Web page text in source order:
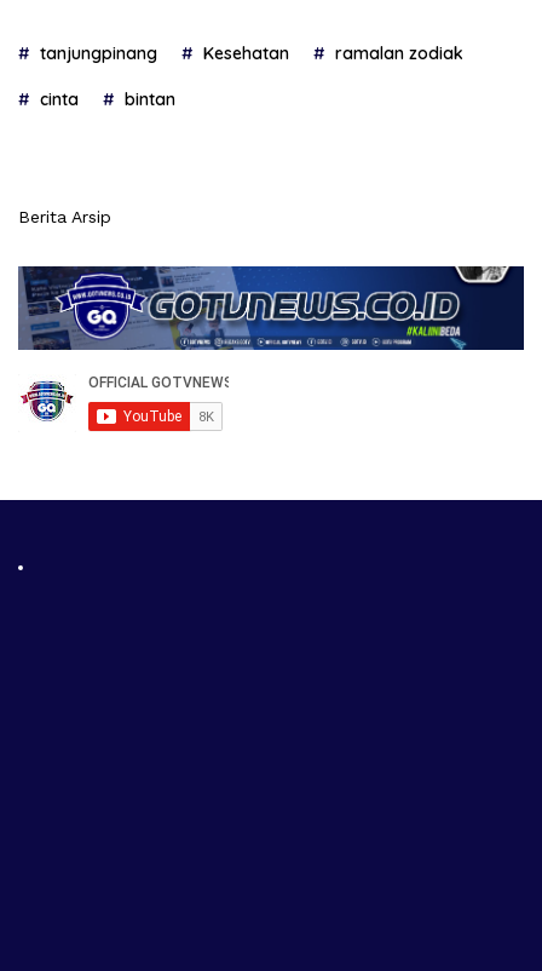
tanjungpinang Kesehatan ramalan zodiak
cinta bintan
Berita Arsip